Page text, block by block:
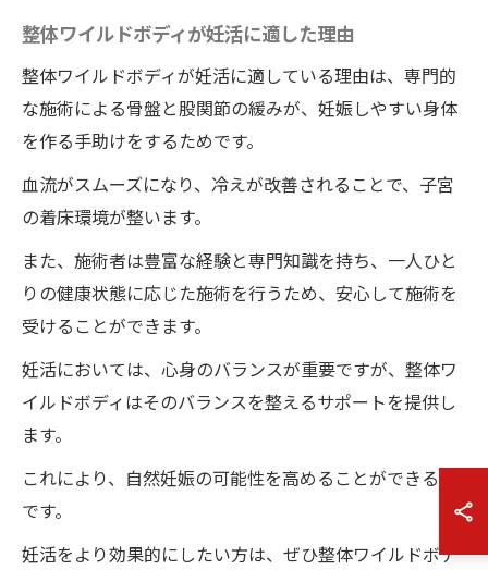
整体ワイルドボディが妊活に適した理由
整体ワイルドボディが妊活に適している理由は、専門的
な施術による骨盤と股関節の緩みが、妊娠しやすい身体
を作る手助けをするためです。
血流がスムーズになり、冷えが改善されることで、子宮
の着床環境が整います。
また、施術者は豊富な経験と専門知識を持ち、一人ひと
りの健康状態に応じた施術を行うため、安心して施術を
受けることができます。
妊活においては、心身のバランスが重要ですが、整体ワ
イルドボディはそのバランスを整えるサポートを提供し
ます。
これにより、自然妊娠の可能性を高めることができるの
です。
妊活をより効果的にしたい方は、ぜひ整体ワイルドボデ